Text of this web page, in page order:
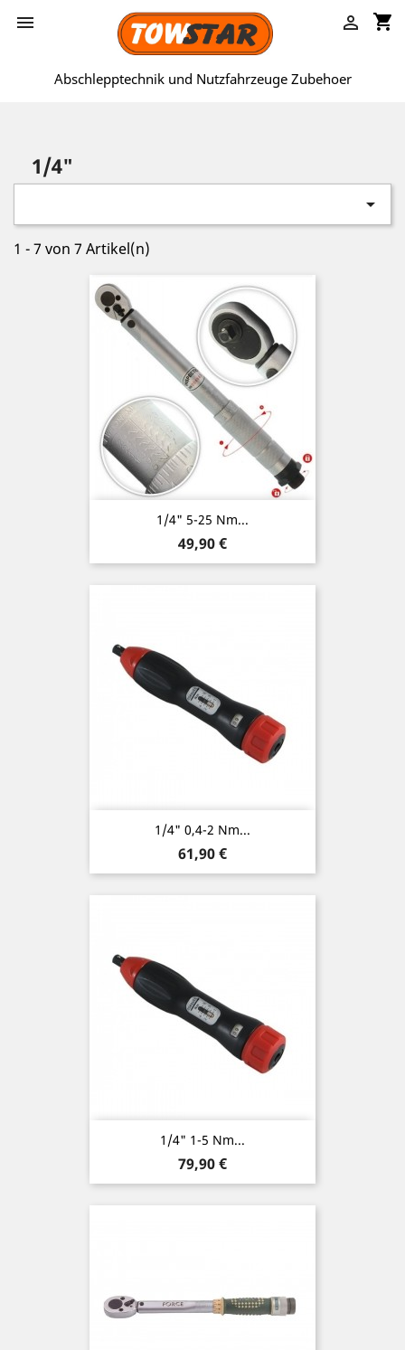
 shopping_cart

Abschlepptechnik und Nutzfahrzeuge Zubehoer
1/4"

1 - 7 von 7 Artikel(n)
1/4" 5-25 Nm...
Preis
49,90 €
1/4" 0,4-2 Nm...
Preis
61,90 €
1/4" 1-5 Nm...
Preis
79,90 €